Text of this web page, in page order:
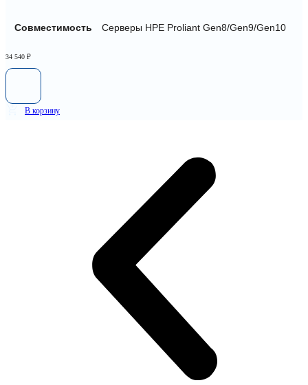
Совместимость Серверы HPE Proliant Gen8/Gen9/Gen10
34 540 ₽
В корзину